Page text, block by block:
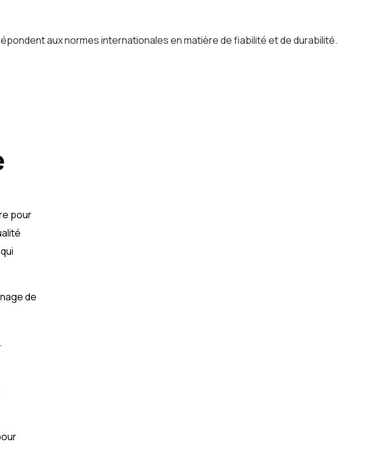
aux normes internationales en matière de fiabilité et de durabilité.
pour
de